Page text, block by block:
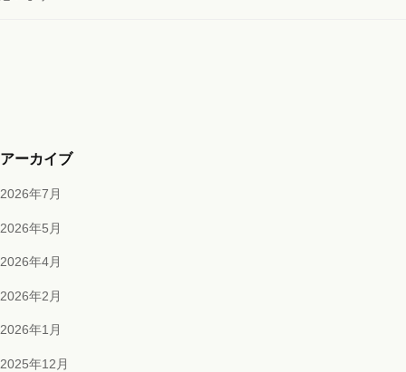
アーカイブ
2026年7月
2026年5月
2026年4月
2026年2月
2026年1月
2025年12月